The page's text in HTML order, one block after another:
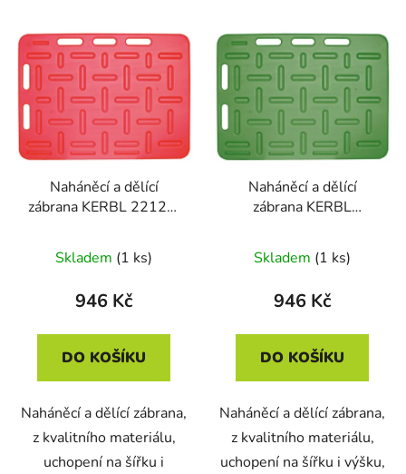
p
u
k
V
ý
s
p
Naháněcí a dělící
zábrana KERBL 22122,
Skladem (1 ks)
946 Kč
DO KOŠÍKU
Naháněcí a dělící zábrana,
z kvalitního materiálu,
uchopení na šířku i
Naháněcí a dělící
zábrana KERBL
94x76x2,5 cm
Skladem (1 ks)
946 Kč
DO KOŠÍKU
Naháněcí a dělící zábrana,
z kvalitního materiálu,
uchopení na šířku i výšku,